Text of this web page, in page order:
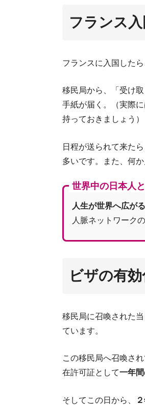
フランス
フランスに入国した
移民局から、「受け
手紙が届く。（実際
持っておきましょう）
日程が送られて来た
多いです。また、何
世界中の日本人
人生が世界へ広が
人脈ネットワーク
ビザの有
移民局に召喚された
ています。
この移民局へ召喚さ
在許可証として一年
そしてこの日から、